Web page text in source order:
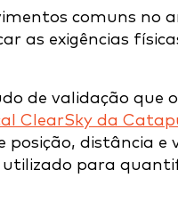
comuns no
as exigências
de validação que
ClearSky da
distância e
utilizado para